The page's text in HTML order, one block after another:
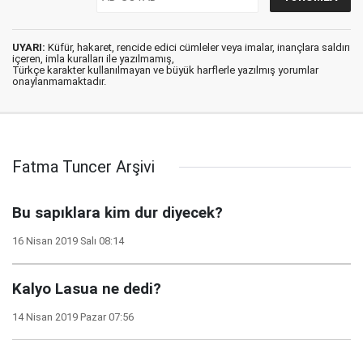
UYARI: Küfür, hakaret, rencide edici cümleler veya imalar, inançlara saldırı
içeren, imla kuralları ile yazılmamış,
Türkçe karakter kullanılmayan ve büyük harflerle yazılmış yorumlar
onaylanmamaktadır.
Fatma Tuncer Arşivi
Bu sapıklara kim dur diyecek?
16 Nisan 2019 Salı 08:14
Kalyo Lasua ne dedi?
14 Nisan 2019 Pazar 07:56